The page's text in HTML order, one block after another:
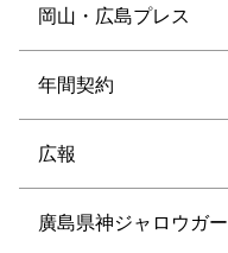
岡山・広島プレス
年間契約
広報
廣島県神ジャロウガー